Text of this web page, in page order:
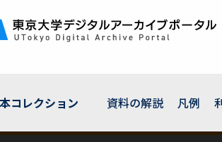
コレクション 資料の解説 凡例